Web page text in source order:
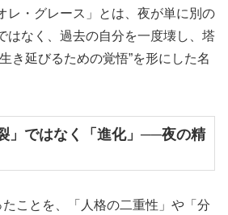
レ・グレース」とは、夜が単に別の
はなく、過去の自分を一度壊し、塔
き延びるための覚悟”を形にした名
」ではなく「進化」──夜の精
たことを、「人格の二重性」や「分